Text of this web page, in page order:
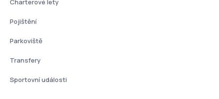
Charterové lety
Pojištění
Parkoviště
Transfery
Sportovní události